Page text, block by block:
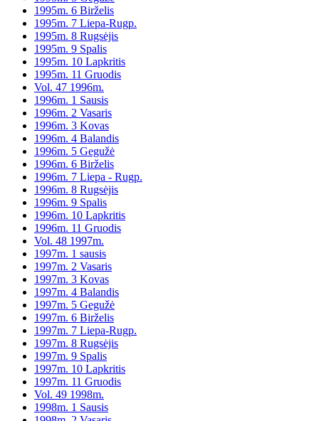
1995m. 6 Birželis
1995m. 7 Liepa-Rugp.
1995m. 8 Rugsėjis
1995m. 9 Spalis
1995m. 10 Lapkritis
1995m. 11 Gruodis
Vol. 47 1996m.
1996m. 1 Sausis
1996m. 2 Vasaris
1996m. 3 Kovas
1996m. 4 Balandis
1996m. 5 Gegužė
1996m. 6 Birželis
1996m. 7 Liepa - Rugp.
1996m. 8 Rugsėjis
1996m. 9 Spalis
1996m. 10 Lapkritis
1996m. 11 Gruodis
Vol. 48 1997m.
1997m. 1 sausis
1997m. 2 Vasaris
1997m. 3 Kovas
1997m. 4 Balandis
1997m. 5 Gegužė
1997m. 6 Birželis
1997m. 7 Liepa-Rugp.
1997m. 8 Rugsėjis
1997m. 9 Spalis
1997m. 10 Lapkritis
1997m. 11 Gruodis
Vol. 49 1998m.
1998m. 1 Sausis